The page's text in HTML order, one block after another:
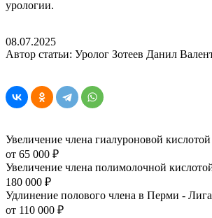
урологии.
08.07.2025
Автор статьи: Уролог Зотеев Данил
Увеличение члена гиалуроновой кислотой
от 65 000 ₽
Увеличение члена полимолочной
180 000 ₽
Удлинение полового члена в Перми -
от 110 000 ₽